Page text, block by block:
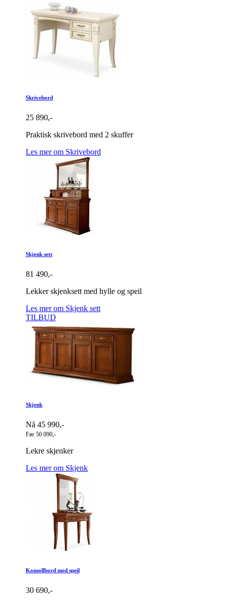
Skrivebord
25 890,-
Praktisk skrivebord med 2 skuffer
Les mer om Skrivebord
Skjenk sett
81 490,-
Lekker skjenksett med hylle og speil
Les mer om Skjenk sett
TILBUD
Skjenk
Nå 45 990,-
Før 50 090,-
Lekre skjenker
Les mer om Skjenk
Konsollbord med speil
30 690,-